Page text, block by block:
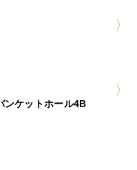
ンケットホール4B